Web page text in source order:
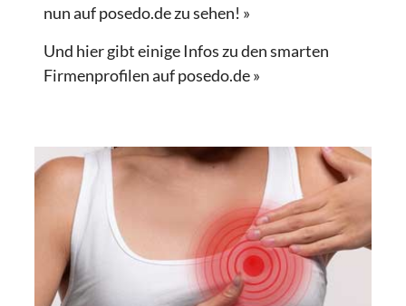
nun auf posedo.de zu sehen! »
Und hier gibt einige Infos zu den smarten
Firmenprofilen auf posedo.de »